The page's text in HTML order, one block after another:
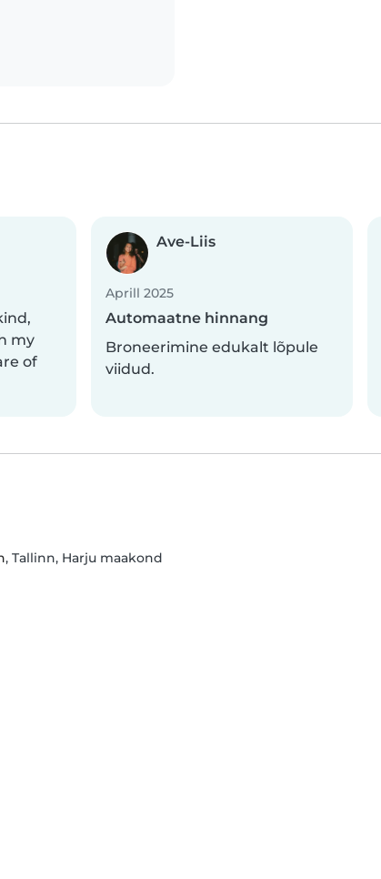
my
of
Ave-Liis
Aprill 2025
Automaatne hinnang
Broneerimine edukalt lõpule
viidud.
, Tallinn, Harju maakond